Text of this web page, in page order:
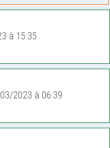
à 15:35
2023 à 06:39